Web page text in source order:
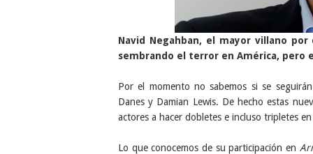
Navid Negahban, el mayor villano
sembrando el terror en América, pero
Por el momento no sabemos si se
Danes y Damian Lewis. De hecho estas
actores a hacer dobletes e incluso tripletes en
Lo que conocemos de su participación en